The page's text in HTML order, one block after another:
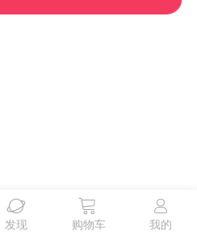

发现

购物车

我的